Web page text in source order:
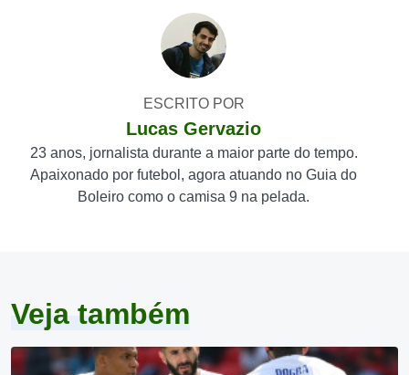
ESCRITO POR
Lucas Gervazio
23 anos, jornalista durante a maior parte do tempo.
Apaixonado por futebol, agora atuando no Guia do
Boleiro como o camisa 9 na pelada.
Veja também